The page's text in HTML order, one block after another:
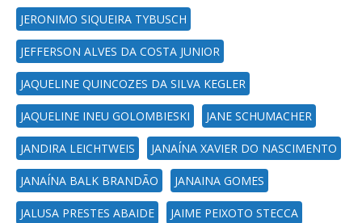
JERONIMO SIQUEIRA TYBUSCH
JEFFERSON ALVES DA COSTA JUNIOR
JAQUELINE QUINCOZES DA SILVA KEGLER
JAQUELINE INEU GOLOMBIESKI JANE SCHUMACHER
JANDIRA LEICHTWEIS JANAÍNA XAVIER DO NASCIMENTO
JANAÍNA BALK BRANDÃO JANAINA GOMES
JALUSA PRESTES ABAIDE JAIME PEIXOTO STECCA